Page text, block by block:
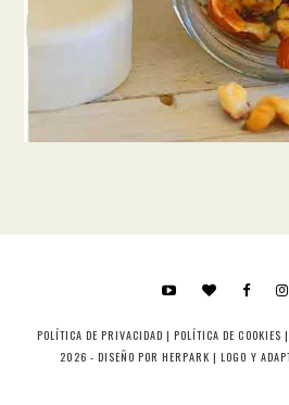
POLÍTICA DE PRIVACIDAD |POLÍTICA DE COOKIES |
2026 - DISEÑO PORHERPARK | LOGO Y